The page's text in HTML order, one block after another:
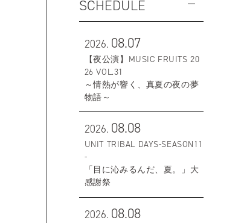
SCHEDULE
2026. 08.07
【夜公演】MUSIC FRUITS 20
26 VOL.31
～情熱が響く、真夏の夜の夢
物語～
2026. 08.08
UNIT TRIBAL DAYS-SEASON11
-
「目に沁みるんだ、夏。」大
感謝祭
2026. 08.08